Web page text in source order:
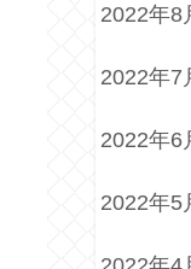
2022年8
2022年7
2022年6
2022年5